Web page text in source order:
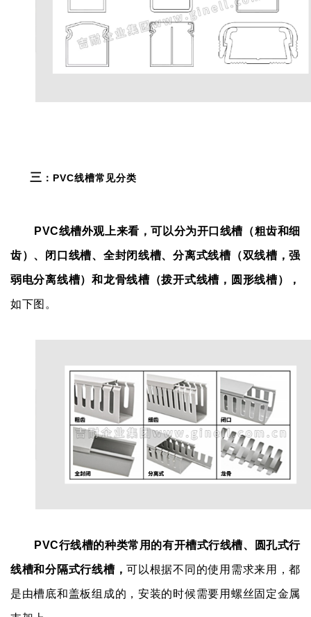
三 ：PVC线槽常见分类
PVC线槽外观上来看，可以分为开口线槽（粗齿和细
齿）、闭口线槽、全封闭线槽、分离式线槽（双线槽，强
弱电分离线槽）和龙骨线槽（拨开式线槽，圆形线槽），
如下图。
PVC行线槽的种类常用的有开槽式行线槽、圆孔式行
线槽和分隔式行线槽，可以根据不同的使用需求来用，都
是由槽底和盖板组成的，安装的时候需要用螺丝固定金属